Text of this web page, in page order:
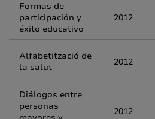
Formas de
participación y
éxito educativo
2012
Alfabetització de
la salut
2012
Diálogos entre
personas
2012